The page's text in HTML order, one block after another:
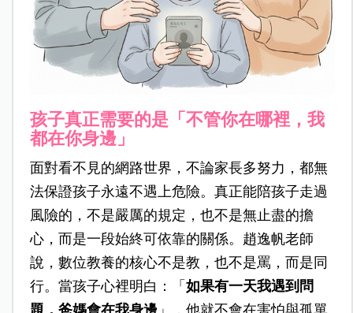
孩子真正需要的是「不管你在哪裡，我
都在你身邊」
面對看不見的網路世界，不論家長多努力，都無
法保證孩子永遠不遇上危險。真正能陪孩子走過
風險的，不是嚴厲的規定，也不是無止盡的擔
心，而是一段始終可依靠的關係。趙逸帆老師
說，數位教養的核心不是教，也不是罵，而是同
行。當孩子心裡明白：「 如果有一天我遇到問